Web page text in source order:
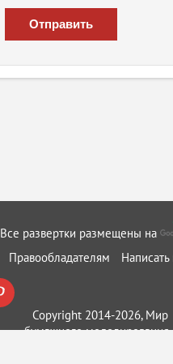
Отправить
Все развертки размещены на
Правообладателям
Copyright 2014-2026, Мир
бумажного моделирования